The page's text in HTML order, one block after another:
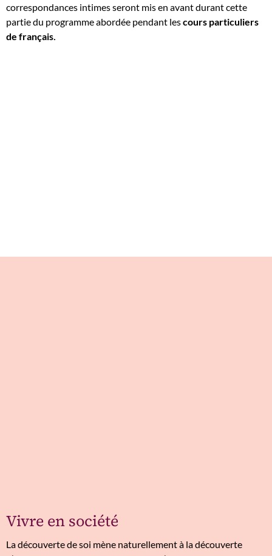
correspondances intimes seront mis en avant durant cette
partie du programme abordée pendant lescours particuliers
de français
Vivre en société
La découverte de soi mène naturellement à la découverte